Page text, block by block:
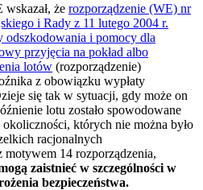
że rozporządzenie (WE) nr
i Rady z 11 lutego 2004 r.
odszkodowania i pomocy dla
przyjęcia na pokład albo
lotów (rozporządzenie)
z obowiązku wypłaty
się tak w sytuacji, gdy może on
lotu zostało spowodowane
których nie można było
racjonalnych
14 rozporządzenia,
zaistnieć w szczególności w
bezpieczeństwa.